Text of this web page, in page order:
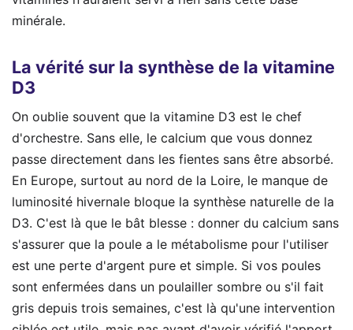
minérale.
La vérité sur la synthèse de la vitamine
D3
On oublie souvent que la vitamine D3 est le chef
d'orchestre. Sans elle, le calcium que vous donnez
passe directement dans les fientes sans être absorbé.
En Europe, surtout au nord de la Loire, le manque de
luminosité hivernale bloque la synthèse naturelle de la
D3. C'est là que le bât blesse : donner du calcium sans
s'assurer que la poule a le métabolisme pour l'utiliser
est une perte d'argent pure et simple. Si vos poules
sont enfermées dans un poulailler sombre ou s'il fait
gris depuis trois semaines, c'est là qu'une intervention